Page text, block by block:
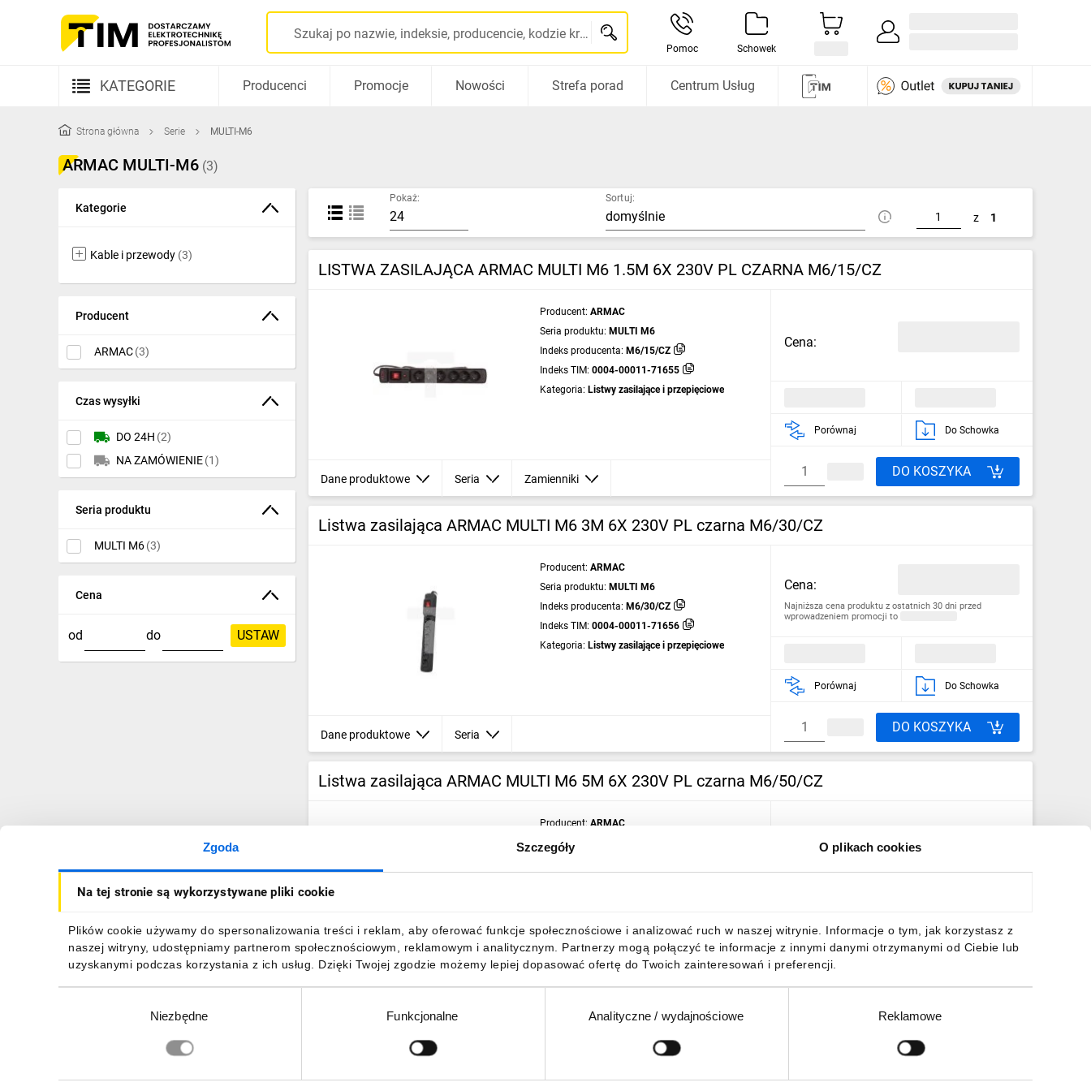
Zgoda Szczegóły O plikach cookies
Na tej stronie są wykorzystywane pliki cookie
Plików cookie używamy do spersonalizowania treści i reklam, aby oferować funkcje społecznościowe i analizować ruch w naszej witrynie. Informacje o tym, jak korzystasz z
naszej witryny, udostępniamy partnerom społecznościowym, reklamowym i analitycznym. Partnerzy mogą połączyć te informacje z innymi danymi otrzymanymi od Ciebie lub
uzyskanymi podczas korzystania z ich usług. Dzięki Twojej zgodzie możemy lepiej dopasować ofertę do Twoich zainteresowań i preferencji.
Niezbędne Funkcjonalne Analityczne / wydajnościowe Reklamowe
Szukaj po nazwie, indeksie, producencie, kodzie kreskowym...
Pomoc Schowek
KATEGORIE
Kable i przewody
Fotowoltaika
Gniazda i łączniki
Źródła światła
Oprawy oświetleniowe
Osprzęt łączeniowy
Ogrzewanie
Elektronarzędzia i mierniki
Domofony i dzwonki
Pneumatyka
Elektronika
Smart home
Elektromobilność
Telewizja naziemna i satelitarna
Producenci Promocje Nowości Strefa porad Centrum Usług
Strona główna Serie MULTI-M6
ARMAC MULTI-M6 (3)
Kategorie
Kable i przewody (3)
Producent
ARMAC(3)
Czas wysyłki
DO 24H (2)
NA ZAMÓWIENIE(1)
Seria produktu
MULTI M6(3)
Cena
od do USTAW
Pokaż: Sortuj:
z 1
LISTWA ZASILAJĄCA ARMAC MULTI M6 1.5M 6X 230V PL CZARNA M6/15/CZ
Producent: ARMAC
Seria produktu: MULTI M6
Indeks producenta: M6/15/CZ
Indeks TIM: 0004-00011-71655
Kategoria: Listwy zasilające i przepięciowe
Dane produktowe Seria Zamienniki
Cena:
Porównaj Do Schowka
DO KOSZYKA
Listwa zasilająca ARMAC MULTI M6 3M 6X 230V PL czarna M6/30/CZ
Producent: ARMAC
Seria produktu: MULTI M6
Indeks producenta: M6/30/CZ
Indeks TIM: 0004-00011-71656
Kategoria: Listwy zasilające i przepięciowe
Dane produktowe Seria
Cena:
Najniższa cena produktu z ostatnich 30 dni przed
wprowadzeniem promocji to
Porównaj Do Schowka
DO KOSZYKA
Listwa zasilająca ARMAC MULTI M6 5M 6X 230V PL czarna M6/50/CZ
Producent: ARMAC
Seria produktu:
Dane produktowe Seria
Porównaj Do Schowka